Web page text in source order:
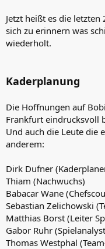
Jetzt heißt es die
sich zu erinnern was
wiederholt.
Kaderplanung
Die Hoffnungen auf
Frankfurt eindrucksvoll
Und auch die Leute die
anderem:
Dirk Dufner
Thiam (Nachwuchs)
Babacar Wane
Sebastian Zelichowski
Matthias Borst (Leiter
Gabor Ruhr
Thomas Westphal